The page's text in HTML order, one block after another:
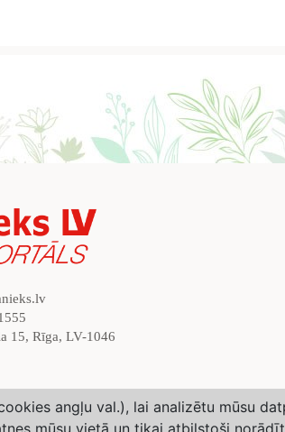
15, Rīga, LV-1046
angļu val.), lai analizētu mūsu
mūsu vietā un tikai atbilstoši